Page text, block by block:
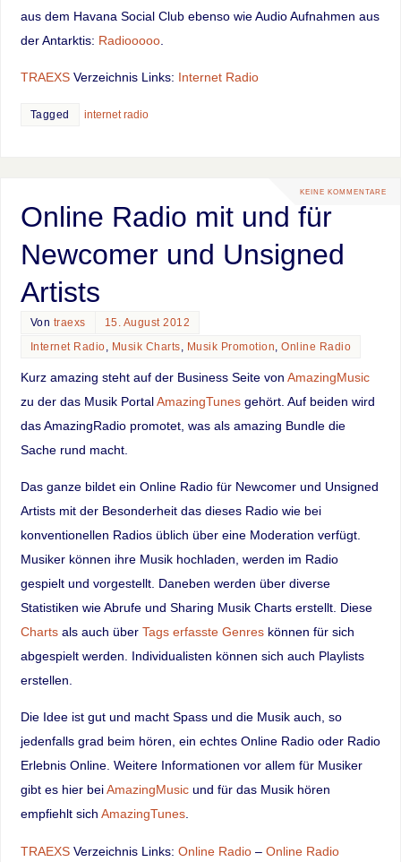
aus dem Havana Social Club ebenso wie Audio Aufnahmen aus
der Antarktis: Radiooooo.
TRAEXSVerzeichnis Links: Internet Radio
Tagged internet radio
KEINE KOMMENTARE
Online Radio mit und für
Newcomer und Unsigned
Artists
Von traexs
15. August 2012
Internet Radio
Musik Charts Musik Promotion ,Online Radio
Kurz amazing steht auf der Business Seite von AmazingMusic
zu der das Musik PortalAmazingTunesgehört. Auf beiden wird
das AmazingRadio promotet, was als amazing Bundle die
Sache rund macht.
Das ganze bildet ein Online Radio für Newcomer und Unsigned
Artists mit der Besonderheit das dieses Radio wie bei
konventionellen Radios üblich über eine Moderation verfügt.
Musiker können ihre Musik hochladen, werden im Radio
gespielt und vorgestellt. Daneben werden über diverse
Statistiken wie Abrufe und Sharing Musik Charts erstellt. Diese
Chartsals auch über Tags erfasste Genreskönnen für sich
abgespielt werden. Individualisten können sich auch Playlists
erstellen.
Die Idee ist gut und macht Spass und die Musik auch, so
jedenfalls grad beim hören, ein echtes Online Radio oder Radio
Erlebnis Online. Weitere Informationen vor allem für Musiker
gibt es hier beiAmazingMusicund für das Musik hören
empfiehlt sich AmazingTunes.
TRAEXSVerzeichnis Links: Online Radio– Online Radio